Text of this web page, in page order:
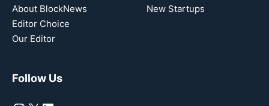
About BlockNews
Editor Choice
Our Editor
New Startups
Follow Us